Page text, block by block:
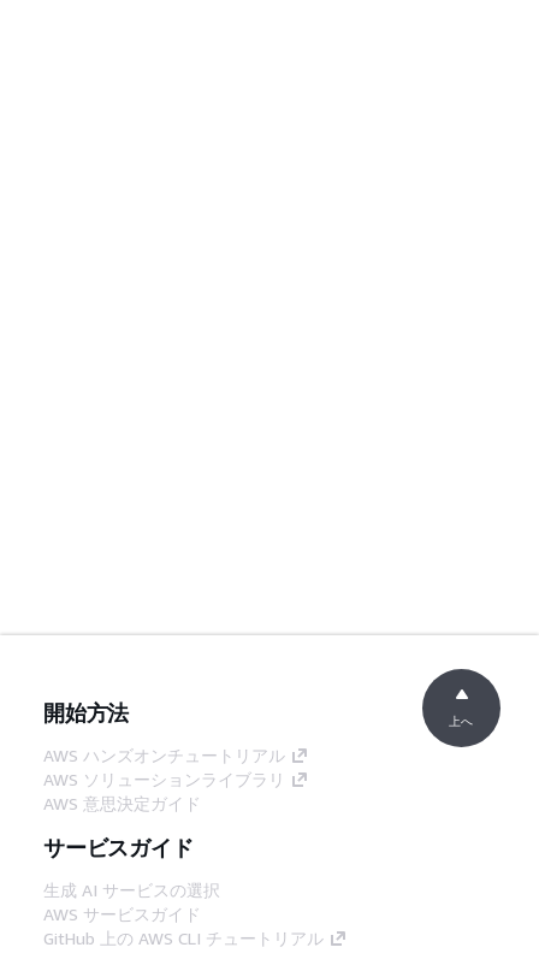
開始方法
AWS ハンズオンチュートリアル
AWS ソリューションライブラリ
AWS 意思決定ガイド
サービスガイド
生成 AI サービスの選択
AWS サービスガイド
GitHub 上の AWS CLI チュートリアル
上へ